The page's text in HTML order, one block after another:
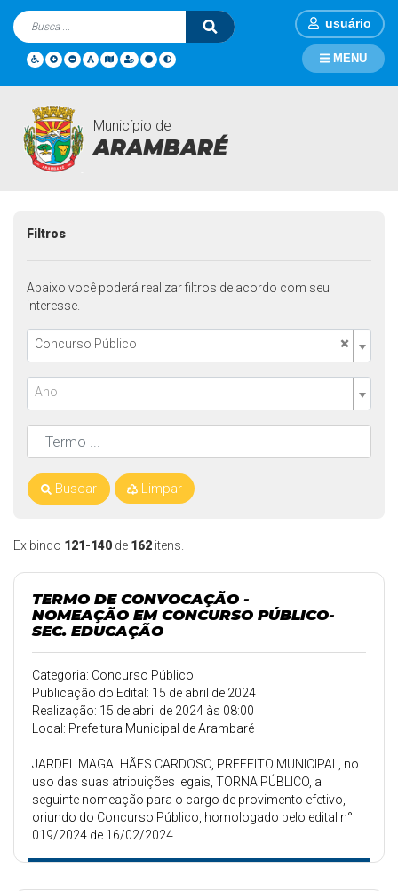
usuário
Município de
ARAMBARÉ
MENU
Contratações
Exibindo 121-140 de 162 itens.
TERMO DE CONVOCAÇÃO -
NOMEAÇÃO EM CONCURSO PÚBLICO-
SEC. EDUCAÇÃO
Categoria: Concurso Público
Publicação do Edital: 15 de abril de 2024
Realização: 15 de abril de 2024 às 08:00
Local: Prefeitura Municipal de Arambaré
JARDEL MAGALHÃES CARDOSO, PREFEITO MUNICIPAL, no
uso das suas atribuições legais, TORNA PÚBLICO, a
seguinte nomeação para o cargo de provimento efetivo,
oriundo do Concurso Público, homologado pelo edital n°
019/2024 de 16/02/2024.
Filtros
Abaixo você poderá realizar filtros de acordo com seu
interesse.
×
Concurso Público
Ano
Buscar Limpar